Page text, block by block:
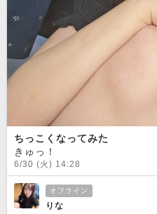
ちっこくなってみた
きゅっ！
6/30 (火) 14:28
オフライン
りな